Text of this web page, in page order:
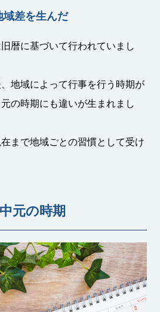
域差を生んだ
暦に基づいて行われていまし
地域によって行事を行う時期が
の時期にも違いが生まれまし
まで地域ごとの習慣として受け
元の時期